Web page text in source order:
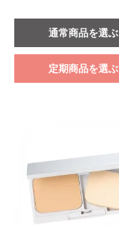
通常商品を選ぶ
定期商品を選ぶ